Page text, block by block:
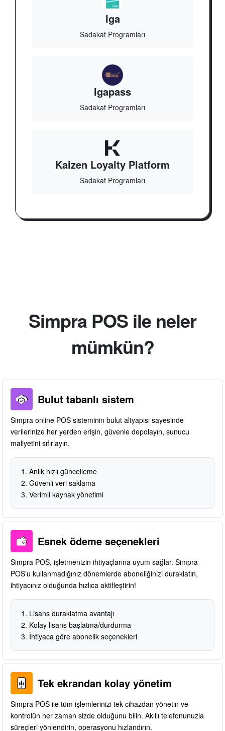
Iga
Sadakat Programları
Igapass
Sadakat Programları
Kaizen Loyalty Platform
Sadakat Programları
Simpra POS ile neler
mümkün?
Bulut tabanlı sistem
Simpra online POS sisteminin bulut altyapısı sayesinde
verilerinize her yerden erişin, güvenle depolayın, sunucu
maliyetini sıfırlayın.
Anlık hızlı güncelleme
Güvenli veri saklama
Verimli kaynak yönetimi
Esnek ödeme seçenekleri
Simpra POS, işletmenizin ihtiyaçlarına uyum sağlar. Simpra
POS’u kullanmadığınız dönemlerde aboneliğinizi duraklatın,
ihtiyacınız olduğunda hızlıca aktifleştirin!
Lisans duraklatma avantajı
Kolay lisans başlatma/durdurma
İhtiyaca göre abonelik seçenekleri
Tek ekrandan kolay yönetim
Simpra POS ile tüm işlemlerinizi tek cihazdan yönetin ve
kontrolün her zaman sizde olduğunu bilin. Akıllı telefonunuzla
süreçleri yönlendirin, operasyonu hızlandırın.